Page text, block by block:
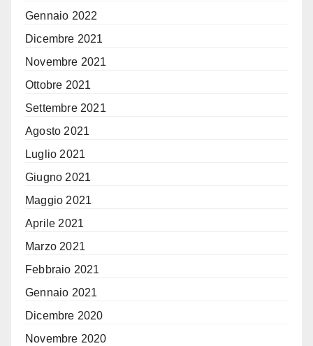
Gennaio 2022
Dicembre 2021
Novembre 2021
Ottobre 2021
Settembre 2021
Agosto 2021
Luglio 2021
Giugno 2021
Maggio 2021
Aprile 2021
Marzo 2021
Febbraio 2021
Gennaio 2021
Dicembre 2020
Novembre 2020